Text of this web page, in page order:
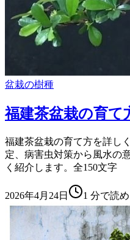
盆栽の樹種
福建茶盆栽の育て
福建茶盆栽の育て方を詳し
定、病害虫対策から風水の
く紹介します。全150文字
2026年4月24日 1 分で読